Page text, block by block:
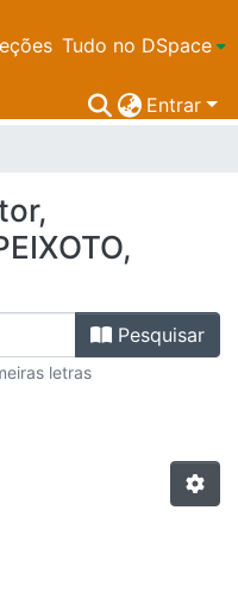
Tudo no DSpace
Entrar
Pesquisar
letras